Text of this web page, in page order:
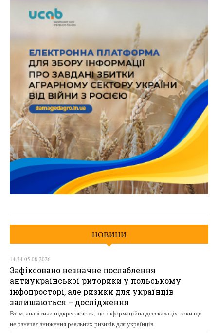
НОВИНИ
14:24 05.08.2026
Зафіксовано незначне послаблення
антиукраїнської риторики у польському
інфопросторі, але ризики для українців
залишаються – дослідження
Втім, аналітики підкреслюють, що інформаційна деескалація поки що
не означає зниження реальних ризиків для українців